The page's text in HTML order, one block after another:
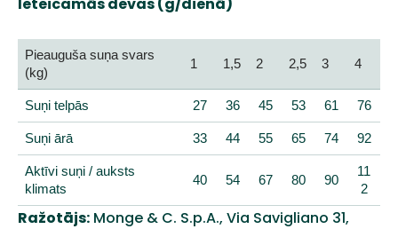
Pieauguša suņa svars
(kg)
1 1,5 2 2,5 3 4
Suņi telpās 27 36 45 53 61 76
Suņi ārā 33 44 55 65 74 92
Aktīvi suņi / auksts
klimats
40 54 67 80 90
11
2
Ražotājs: Monge & C. S.p.A., Via Savigliano 31,